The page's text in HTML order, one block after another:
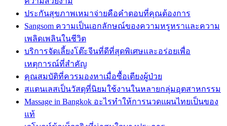
ประกันสุขภาพเหมาจ่ายคือคำตอบที่คุณต้องการ
Sangsom ความเป็นเอกลักษณ์ของความหรูหราและความ
เพลิดเพลินในชีวิต
บริการจัดเลี้ยงโต๊ะจีนที่ดีที่สุดพิเศษและอร่อยเพื่อ
เหตุการณ์ที่สำคัญ
คุณสมบัติที่ควรมองหาเมื่อซื้อเตียงผู้ป่วย
สแตนเลสเป็นวัสดุที่นิยมใช้งานในหลายกลุ่มอุตสาหกรรม
Massage in Bangkok อะไรทำให้การนวดแผนไทยเป็นของ
แท้